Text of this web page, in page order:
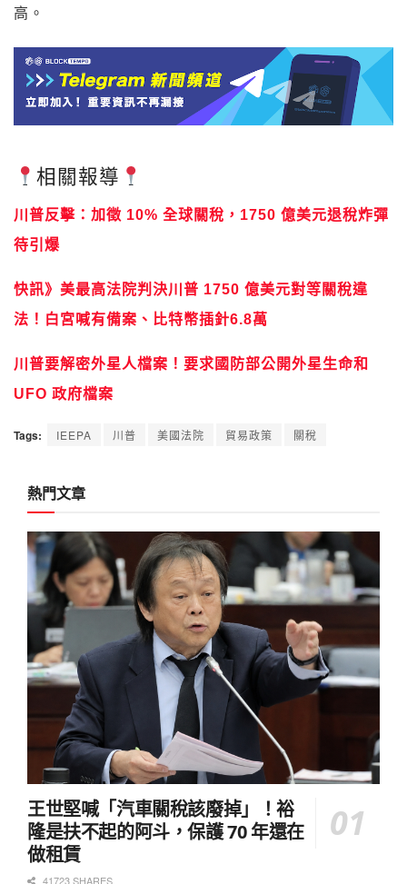
高。
相關報導
川普反擊：加徵 10% 全球關稅，1750 億美元退稅炸彈
待引爆
快訊》美最高法院判決川普 1750 億美元對等關稅違
法！白宮喊有備案、比特幣插針6.8萬
川普要解密外星人檔案！要求國防部公開外星生命和
UFO 政府檔案
Tags: IEEPA 川普 美國法院 貿易政策 關稅
熱門文章
王世堅喊「汽車關稅該廢掉」！裕
隆是扶不起的阿斗，保護 70 年還在
做租賃
41723 SHARES